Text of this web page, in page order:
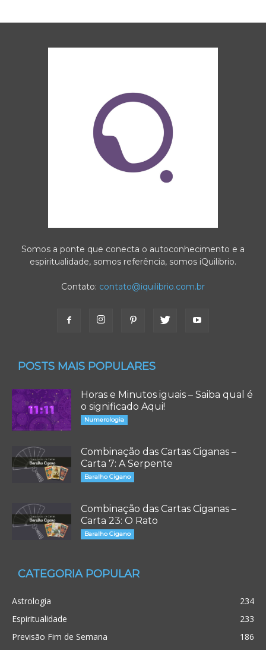
Somos a ponte que conecta o autoconhecimento e a
espiritualidade, somos referência, somos iQuilibrio.
Contato: contato@iquilibrio.com.br
POSTS MAIS POPULARES
Horas e Minutos iguais – Saiba qual é
o significado Aqui!
Numerologia
Combinação das Cartas Ciganas –
Carta 7: A Serpente
Baralho Cigano
Combinação das Cartas Ciganas –
Carta 23: O Rato
Baralho Cigano
CATEGORIA POPULAR
Astrologia
234
Espiritualidade
233
Previsão Fim de Semana
186